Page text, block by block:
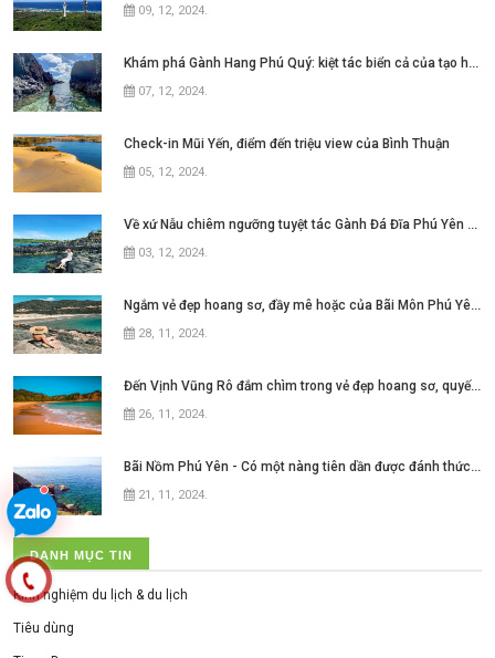
09, 12, 2024.
Khám phá Gành Hang Phú Quý: kiệt tác biển cả của tạo hóa
07, 12, 2024.
Check-in Mũi Yến, điểm đến triệu view của Bình Thuận
05, 12, 2024.
Về xứ Nẫu chiêm ngưỡng tuyệt tác Gành Đá Đĩa Phú Yên đẹp như mơ ngay thôi nào
03, 12, 2024.
Ngắm vẻ đẹp hoang sơ, đầy mê hoặc của Bãi Môn Phú Yên ở xứ hoa vàng cỏ xanh
28, 11, 2024.
Đến Vịnh Vũng Rô đắm chìm trong vẻ đẹp hoang sơ, quyến rũ của
26, 11, 2024.
Bãi Nồm Phú Yên - Có một nàng tiên dần được đánh thức ở xứ hoa vàng cỏ xanh
21, 11, 2024.
DANH MỤC TIN
Kinh nghiệm du lịch & du lịch
Tiêu dùng